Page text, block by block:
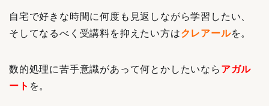
自宅で好きな時間に何度も見返しながら学習したい、
そしてなるべく受講料を抑えたい方はクレアールを。
数的処理に苦手意識があって何とかしたいなら アガル
ート を。